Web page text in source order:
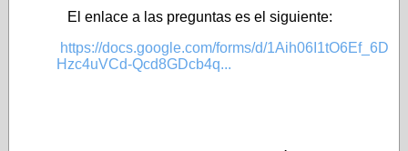
El enlace a las preguntas es el siguiente:
https://docs.google.com/forms/d/1Aih06I1tO6Ef_6D
Hzc4uVCd-Qcd8GDcb4q...